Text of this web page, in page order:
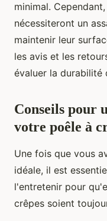
minimal.
nécessiteront un
maintenir leur
les avis et les
évaluer la durabilité
Conseils pour
votre poêle à
Une fois que vous
idéale, il est
l'entretenir pour
crêpes soient